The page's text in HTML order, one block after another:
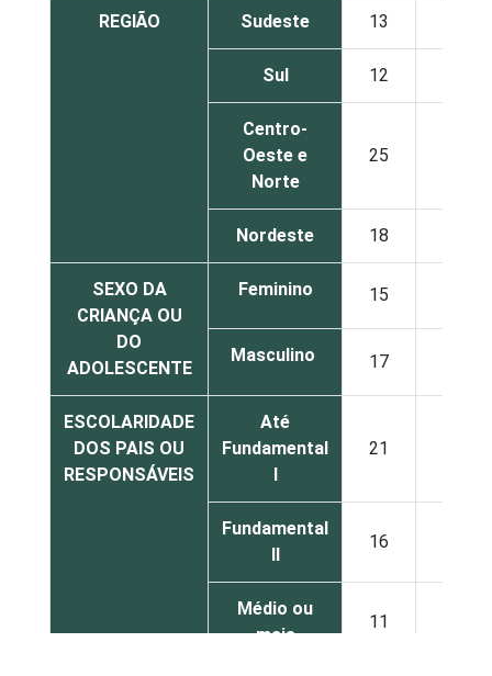
REGIÃO Sudeste 13
Sul 12
Centro-
Oeste e
Norte
25
Nordeste 18
SEXO DA
CRIANÇA OU
DO
ADOLESCENTE
Feminino 15
Masculino 17
ESCOLARIDADE
DOS PAIS OU
RESPONSÁVEIS
Até
Fundamental
I
21
Fundamental
II
16
Médio ou
mais
11